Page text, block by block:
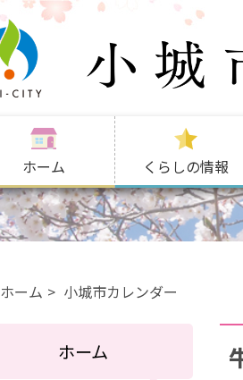
ホーム くらしの情報
ホーム 小城市カレンダー
ホーム